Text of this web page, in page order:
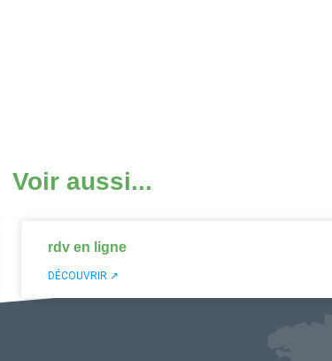
Voir aussi...
rdv en ligne
DÉCOUVRIR ↗